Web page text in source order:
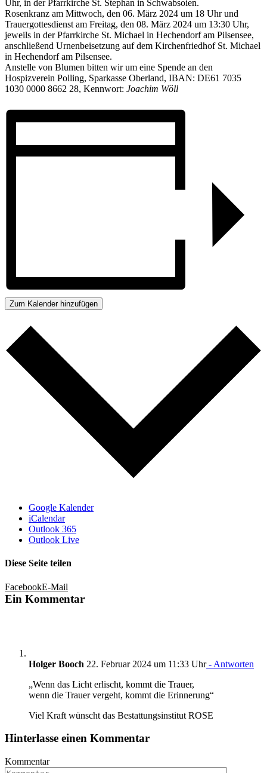
Uhr, in der Pfarrkirche St. Stephan in Schwabsoien.
Rosenkranz am Mittwoch, den 06. März 2024 um 18 Uhr und
Trauergottesdienst am Freitag, den 08. März 2024 um 13:30 Uhr,
jeweils in der Pfarrkirche St. Michael in Hechendorf am Pilsensee,
anschließend Urnenbeisetzung auf dem Kirchenfriedhof St. Michael
in Hechendorf am Pilsensee.
Anstelle von Blumen bitten wir um eine Spende an den
Hospizverein Polling, Sparkasse Oberland, IBAN: DE61 7035
1030 0000 8662 28, Kennwort: Joachim Wöll
Zum Kalender hinzufügen
Google Kalender
iCalendar
Outlook 365
Outlook Live
Diese Seite teilen
FacebookE-Mail
Ein Kommentar
Holger Booch 22. Februar 2024 um 11:33 Uhr- Antworten
„Wenn das Licht erlischt, kommt die Trauer,
wenn die Trauer vergeht, kommt die Erinnerung“
Viel Kraft wünscht das Bestattungsinstitut ROSE
Hinterlasse einen Kommentar
Kommentar